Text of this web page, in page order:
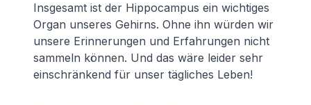
Insgesamt ist der Hippocampus ein wichtiges
Organ unseres Gehirns. Ohne ihn würden wir
unsere Erinnerungen und Erfahrungen nicht
sammeln können. Und das wäre leider sehr
einschränkend für unser tägliches Leben!